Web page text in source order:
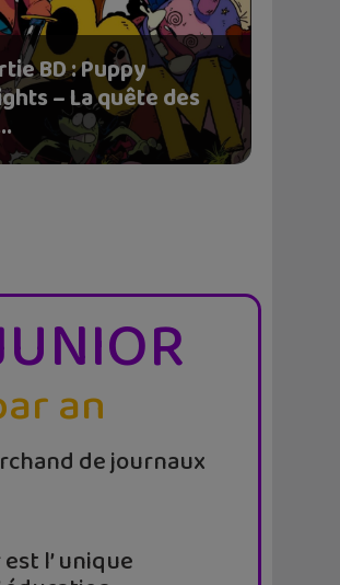
BD : Puppy
– La quête des
an
de journaux
l’ unique